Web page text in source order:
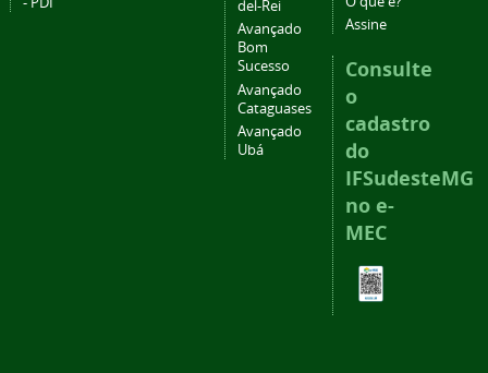
del-Rei
Avançado
Bom
Sucesso
Avançado
Cataguases
Avançado
Ubá
Assine
Consulte
o
cadastro
do
IFSudesteMG
no e-
MEC